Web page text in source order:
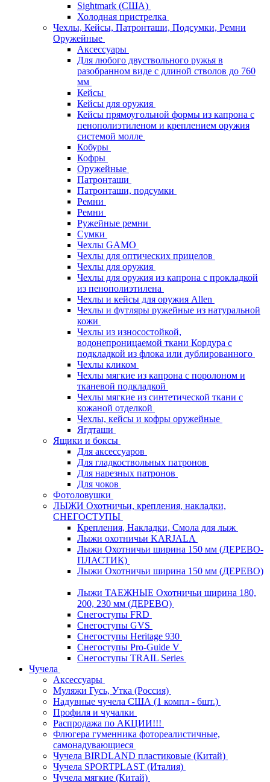
Sightmark (США)
Холодная пристрелка
Чехлы, Кейсы, Патронташи, Подсумки, Ремни
Оружейные
Аксессуары
Для любого двуствольного ружья в
разобранном виде с длиной стволов до 760
мм
Кейсы
Кейсы для оружия
Кейсы прямоугольной формы из капрона с
пенополиэтиленом и креплением оружия
системой молле
Кобуры
Кофры
Оружейные
Патронташи
Патронташи, подсумки
Ремни
Ремни
Ружейные ремни
Сумки
Чехлы GAMO
Чехлы для оптических прицелов
Чехлы для оружия
Чехлы для оружия из капрона с прокладкой
из пенополиэтилена
Чехлы и кейсы для оружия Allen
Чехлы и футляры ружейные из натуральной
кожи
Чехлы из износостойкой,
водонепроницаемой ткани Кордура с
подкладкой из флока или дублированного
Чехлы кликом
Чехлы мягкие из капрона с поролоном и
тканевой подкладкой
Чехлы мягкие из синтетической ткани с
кожаной отделкой
Чехлы, кейсы и кофры оружейные
Ягдташи
Ящики и боксы
Для аксессуаров
Для гладкоствольных патронов
Для нарезных патронов
Для чоков
Фотоловушки
ЛЫЖИ Охотничьи, крепления, накладки,
СНЕГОСТУПЫ
Крепления, Накладки, Смола для лыж
Лыжи охотничьи KARJALA
Лыжи Охотничьи ширина 150 мм (ДЕРЕВО-
ПЛАСТИК)
Лыжи Охотничьи ширина 150 мм (ДЕРЕВО)
Лыжи ТАЕЖНЫЕ Охотничьи ширина 180,
200, 230 мм (ДЕРЕВО)
Снегоступы FRD
Снегоступы GVS
Снегоступы Heritage 930
Снегоступы Pro-Guide V
Снегоступы TRAIL Series
Чучела
Аксессуары
Муляжи Гусь, Утка (Россия)
Надувные чучела США (1 компл - 6шт.)
Профиля и чучалки
Распродажа по АКЦИИ!!!
Флюгера гуменника фотореалистичные,
самонадувающиеся
Чучела BIRDLAND пластиковые (Китай)
Чучела SPORTPLAST (Италия)
Чучела мягкие (Китай)